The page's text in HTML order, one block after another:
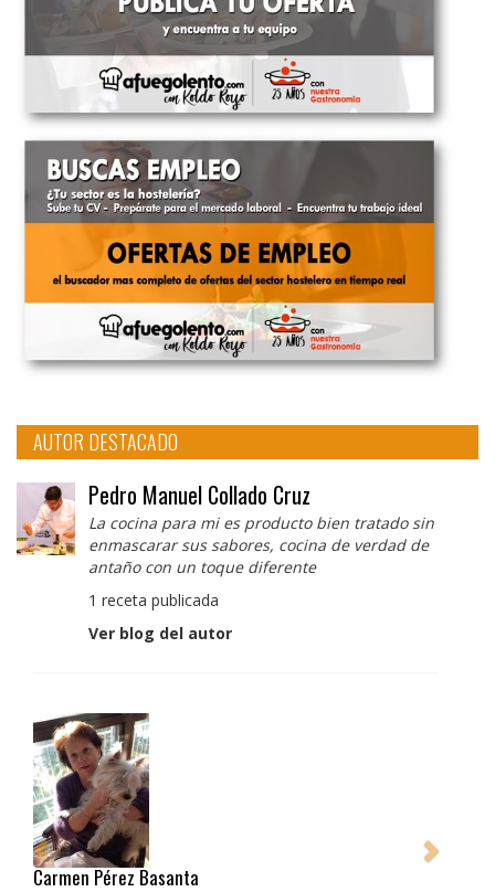
AUTOR DESTACADO
Pedro Manuel Collado Cruz
La cocina para mi es producto bien tratado sin
enmascarar sus sabores, cocina de verdad de
antaño con un toque diferente
1 receta publicada
Ver blog del autor
Pedro Manuel Collado Cruz